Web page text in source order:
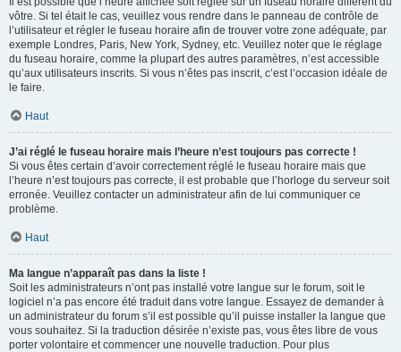
vôtre. Si tel était le cas, veuillez vous rendre dans le panneau de contrôle de
l’utilisateur et régler le fuseau horaire afin de trouver votre zone adéquate, par
exemple Londres, Paris, New York, Sydney, etc. Veuillez noter que le réglage
du fuseau horaire, comme la plupart des autres paramètres, n’est accessible
qu’aux utilisateurs inscrits. Si vous n’êtes pas inscrit, c’est l’occasion idéale de
le faire.
Haut
J’ai réglé le fuseau horaire mais l’heure n’est toujours pas correcte !
Si vous êtes certain d’avoir correctement réglé le fuseau horaire mais que
l’heure n’est toujours pas correcte, il est probable que l’horloge du serveur soit
erronée. Veuillez contacter un administrateur afin de lui communiquer ce
problème.
Haut
Ma langue n’apparaît pas dans la liste !
Soit les administrateurs n’ont pas installé votre langue sur le forum, soit le
logiciel n’a pas encore été traduit dans votre langue. Essayez de demander à
un administrateur du forum s’il est possible qu’il puisse installer la langue que
vous souhaitez. Si la traduction désirée n’existe pas, vous êtes libre de vous
porter volontaire et commencer une nouvelle traduction. Pour plus